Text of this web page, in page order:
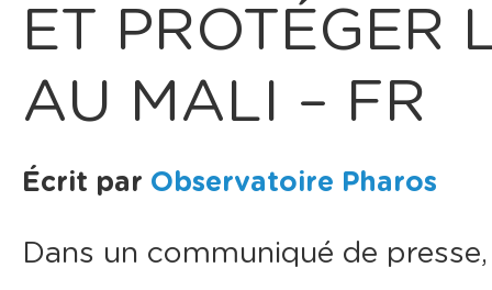
ET PROTÉGER
AU MALI – FR
Écrit par Observatoire Pharos
Dans un communiqué de